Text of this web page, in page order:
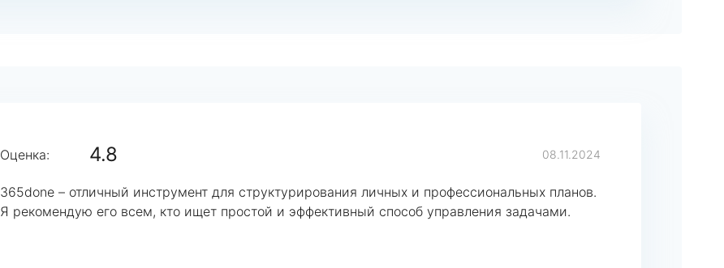
Оценка: 4.8 08.11.2024
365done – отличный инструмент для структурирования личных и профессиональных планов.
Я рекомендую его всем, кто ищет простой и эффективный способ управления задачами.